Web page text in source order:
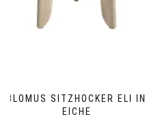
BLOMUS SITZHOCKER ELI IN
EICHE